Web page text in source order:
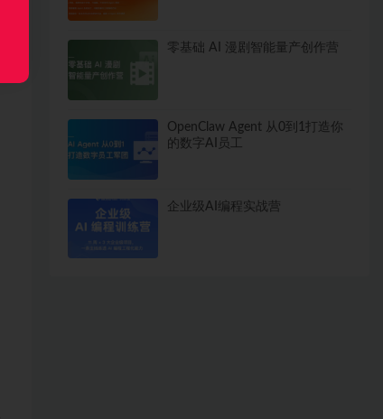
零基础 AI 漫剧智能量产创作营
OpenClaw Agent 从0到1打造你
的数字AI员工
企业级AI编程实战营